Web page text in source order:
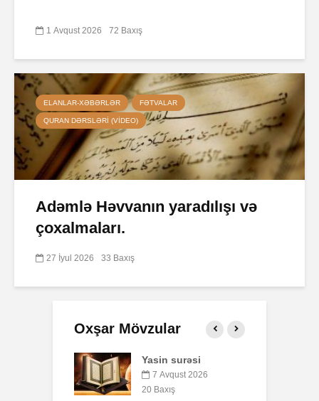
1 Avqust 2026 72 Baxış
ELANLAR-XƏBƏRLƏR FƏTVALAR
QURAN DƏRSLƏRI (VIDEO)
Adəmlə Həvvanın yaradılışı və
çoxalmaları.
27 İyul 2026 33 Baxış
Oxşar Mövzular
Qeyri-müsəlmanı
öldürən bir
müsəlmana qisas